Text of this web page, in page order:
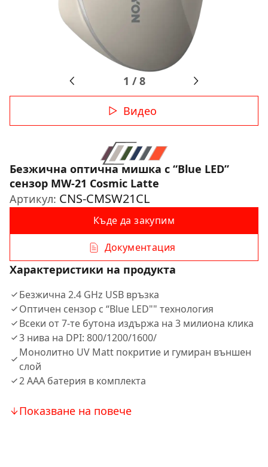
1 /8
Видео
Безжична оптична мишка с “Blue LED”
сензор MW-21 Cosmic Latte
Артикул: CNS-CMSW21CL
Къде да закупим
Документация
Характеристики на продукта
Безжична 2.4 GHz USB връзка
Оптичен сензор с “Blue LED"" технология
Всеки от 7-те бутона издържа на 3 милиона клика
3 нива на DPI: 800/1200/1600/
Монолитно UV Matt покритие и гумиран външен
слой
2 AAA батерия в комплекта
Показване на повече